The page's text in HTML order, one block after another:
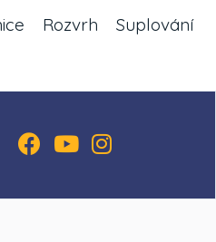
Rozvrh Suplování